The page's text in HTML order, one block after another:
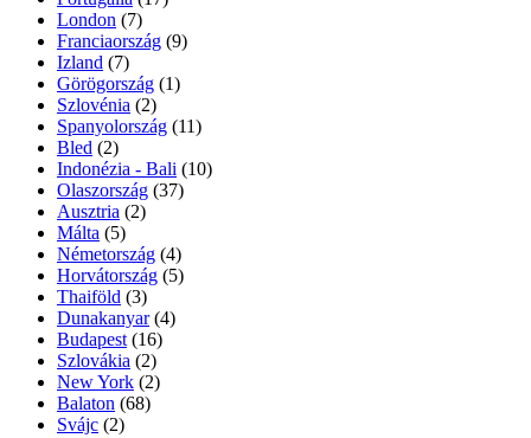
London (7)
Franciaország (9)
Izland (7)
Görögország (1)
Szlovénia (2)
Spanyolország (11)
Bled (2)
Indonézia - Bali (10)
Olaszország (37)
Ausztria (2)
Málta (5)
Németország (4)
Horvátország (5)
Thaiföld (3)
Dunakanyar (4)
Budapest (16)
Szlovákia (2)
New York (2)
Balaton (68)
Svájc (2)